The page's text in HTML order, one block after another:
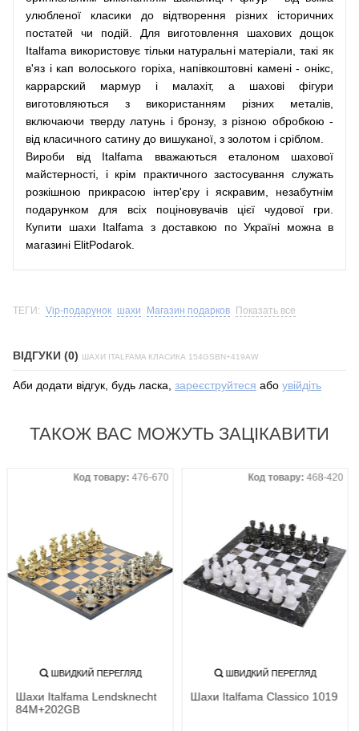
улюбленої класики до відтворення різних історичних
постатей чи подій. Для виготовлення шахових дощок
Italfama використовує тільки натуральні матеріали, такі як
в'яз і кап волоського горіха, напівкоштовні камені - онікс,
каррарский мармур і малахіт, а шахові фігури
виготовляються з використанням різних металів,
включаючи тверду латунь і бронзу, з різною обробкою -
від класичного сатину до вишуканої, з золотом і сріблом.
Вироби від Italfama вважаються еталоном шахової
майстерності, і крім практичного застосування служать
розкішною прикрасою інтер'єру і яскравим, незабутнім
подарунком для всіх поціновувачів цієї чудової гри.
Купити шахи Italfama з доставкою по Україні можна в
магазині ElitPodarok.
ТЕГИ: Vip-подарунок шахи Магазин подарков Показать все
ВІДГУКИ (0) ШАХИ ITALFAMA КЛАСИКА 154GSBN+419AW
Аби додати відгук, будь ласка, зареєструйтеся або увійдіть
ТАКОЖ ВАС МОЖУТЬ ЗАЦІКАВИТИ
Код товару:476-670
ШВИДКИЙ ПЕРЕГЛЯД
Шахи Italfama Lendsknecht
84M+202GB
Код товару:468-420
ШВИДКИЙ ПЕРЕГЛЯД
Шахи Italfama Classico 1019